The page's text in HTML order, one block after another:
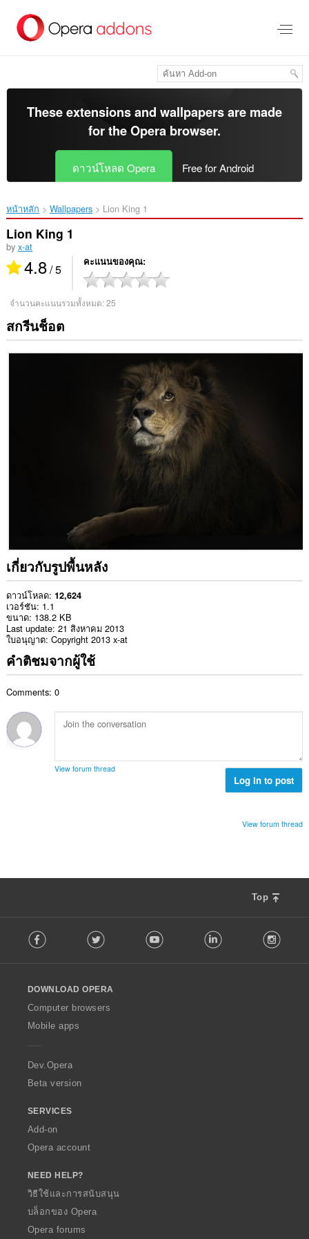
These extensions and wallpapers are made
for theOpera browser.
ดาวน์โหลด Opera Free for Android
หน้าหลัก Wallpapers Lion King 1‎
Lion King 1
by x-at
4.8/ 5 คะแนนของคุณ
จำนวนคะแนนรวมทั้งหมด:25
สกรีนช็อต
เกี่ยวกับรูปพื้นหลัง
ดาวน์โหลด 12,624
เวอร์ชัน 1.1
ขนาด 138.2 KB
Last update 21 สิงหาคม 2013
ใบอนุญาต Copyright 2013 x-at
คำติชมจากผู้ใช้
Comments: 0
View forum thread
Log in to post
View forum thread
Top
o
w
O
p
a
Facebook Twitter Youtube LinkedIn
DOWNLOAD OPERA
Computer browsers
Mobile apps
Dev.Opera
Beta version
SERVICES
Add-on
Opera account
NEED HELP?
วิธีใช้และการสนับสนุน
บล็อกของ Opera
Opera forums